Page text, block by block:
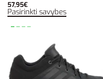
57,95€
Pasirinkti savybes